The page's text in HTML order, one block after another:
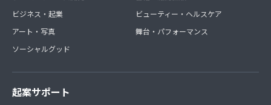
ビジネス・起業
アート・写真
ソーシャルグッド
ビューティー・ヘルスケア
舞台・パフォーマンス
起案サポート